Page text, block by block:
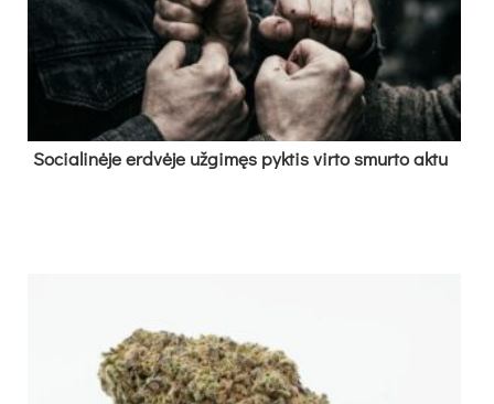
So­cia­li­nė­je erd­vė­je už­gi­męs pyk­tis vir­to smur­to ak­tu